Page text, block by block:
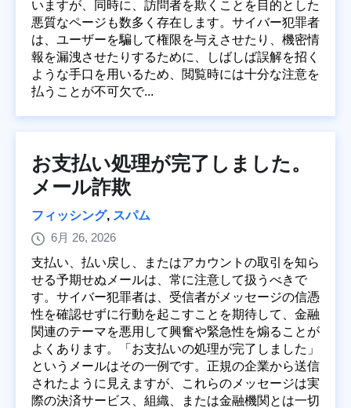
いますが、同時に、訪問者を欺くことを目的とした
悪質なページも数多く存在します。サイバー犯罪者
は、ユーザーを騙して権限を与えさせたり、機密情
報を漏洩させたりするために、しばしば誤解を招く
ような手口を用いるため、閲覧時には十分な注意を
払うことが不可欠で...
お支払い処理が完了しました。
メール詐欺
フィッシング, スパム
6月 26, 2026
支払い、払い戻し、またはアカウントの取引を知ら
せる予期せぬメールは、常に注意して扱うべきで
す。サイバー犯罪者は、受信者がメッセージの信憑
性を確認せずに行動を起こすことを期待して、金融
関連のテーマを悪用して興奮や緊急性を煽ることが
よくあります。「お支払いの処理が完了しました」
というメールはその一例です。正規の企業から送信
されたように見えますが、これらのメッセージは実
際の決済サービス、組織、または金融機関とは一切